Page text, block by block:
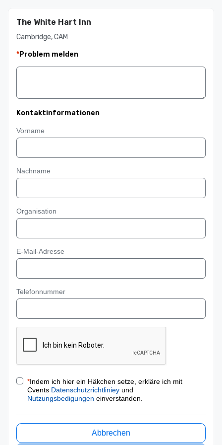
The White Hart Inn
Cambridge, CAM
*Problem melden
Kontaktinformationen
Vorname
Nachname
Organisation
E-Mail-Adresse
Telefonnummer
*Indem ich hier ein Häkchen setze, erkläre ich mit
Cvents Datenschutzrichtliniey und
Nutzungsbedigungen einverstanden.
Abbrechen